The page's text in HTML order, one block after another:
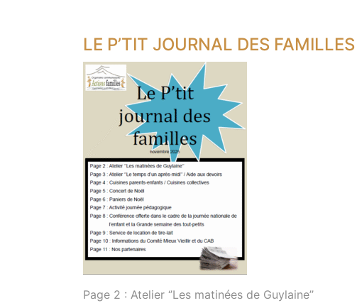
LE P’TIT JOURNAL DES
Page 2 : Atelier ‘’Les matinées de Guylaine’’